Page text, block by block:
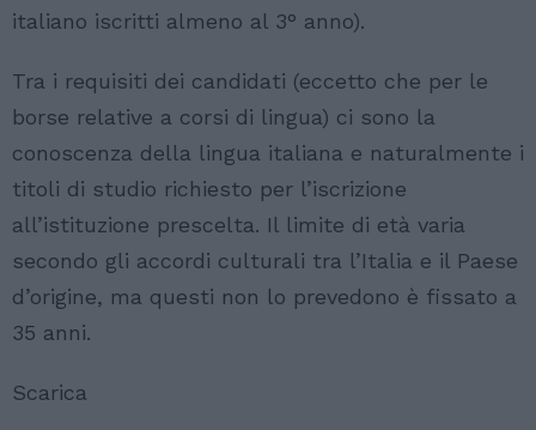
italiano iscritti almeno al 3° anno).
Tra i requisiti dei candidati (eccetto che per le
borse relative a corsi di lingua) ci sono la
conoscenza della lingua italiana e naturalmente i
titoli di studio richiesto per l’iscrizione
all’istituzione prescelta. Il limite di età varia
secondo gli accordi culturali tra l’Italia e il Paese
d’origine, ma questi non lo prevedono è fissato a
35 anni.
Scarica